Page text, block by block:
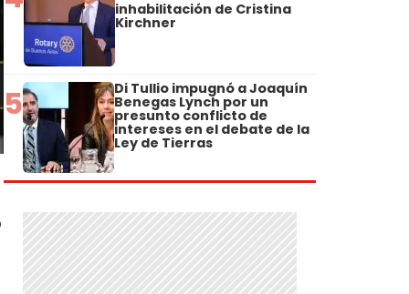
inhabilitación de Cristina
Kirchner
5 Di Tullio impugnó a Joaquín
Benegas Lynch por un
presunto conflicto de
intereses en el debate de la
Ley de Tierras